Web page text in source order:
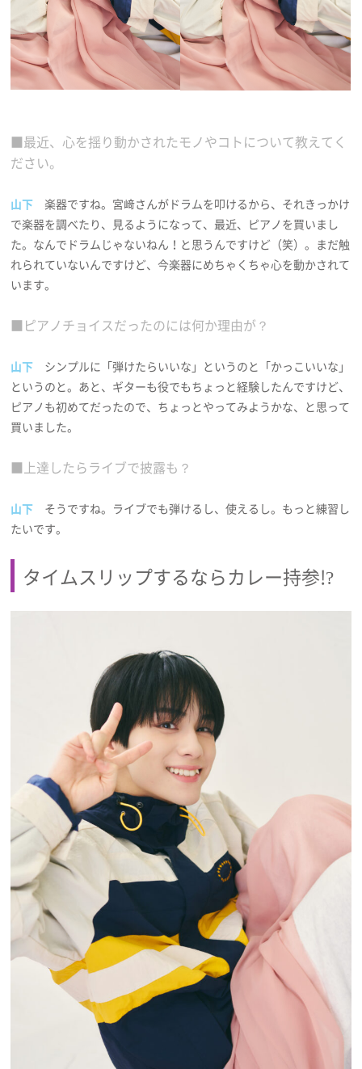
■最近、心を揺り動かされたモノやコトについて教えてく
ださい。
山下 楽器ですね。宮﨑さんがドラムを叩けるから、それきっかけ
で楽器を調べたり、見るようになって、最近、ピアノを買いまし
た。なんでドラムじゃないねん！と思うんですけど（笑）。まだ触
れられていないんですけど、今楽器にめちゃくちゃ心を動かされて
います。
■ピアノチョイスだったのには何か理由が？
山下 シンプルに「弾けたらいいな」というのと「かっこいいな」
というのと。あと、ギターも役でもちょっと経験したんですけど、
ピアノも初めてだったので、ちょっとやってみようかな、と思って
買いました。
■上達したらライブで披露も？
山下 そうですね。ライブでも弾けるし、使えるし。もっと練習し
たいです。
タイムスリップするならカレー持参!?